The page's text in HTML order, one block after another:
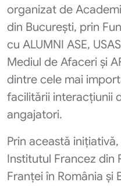
organizat de
din București, prin
cu ALUMNI ASE,
Mediul de Afaceri și
dintre cele mai
facilitării interacțiunii
angajatori.
Prin această
Institutul Francez din
Franței în România și